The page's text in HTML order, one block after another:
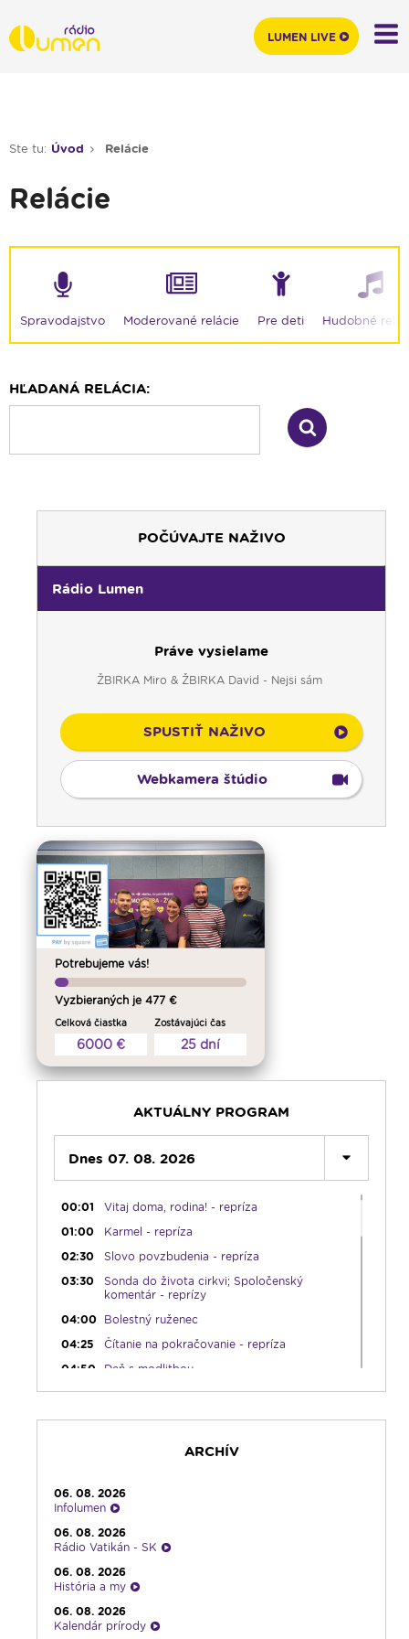
Ste tu: Úvod Relácie
Relácie
Spravodajstvo Moderované relácie Pre deti Hudobné
HĽADANÁ RELÁCIA:
POČÚVAJTE NAŽIVO
Rádio Lumen
Práve vysielame
ŽBIRKA Miro & ŽBIRKA David - Nejsi sám
SPUSTIŤ NAŽIVO
Webkamera štúdio
Potrebujeme vás!
Vyzbieraných je 477 €
Celková čiastka
6000 €
Zostávajúci čas
25 dní
AKTUÁLNY PROGRAM
Dnes 07. 08. 2026
00:00 Predel do nového dňa
00:01
Vitaj doma, rodina! - repríza
01:00
Karmel - repríza
02:30
Slovo povzbudenia - repríza
03:30
Sonda do života cirkvi; Spoločenský
komentár - reprízy
04:00
Bolestný ruženec
04:25
Čítanie na pokračovanie - repríza
04:50
Deň s modlitbou
05:15
Rádio Vatikán - SK (repríza)
05:30
Choďte a hlásajte
08:30
Emauzy - sv. omša 08:30
Lumenáda
11:00
Rozhovor týždňa - repríza
12:00
Modlitba Anjel Pána + zamyslenie
12:10
Hudobný aperitív
12:30
Biblia za rok
ARCHÍV
06. 08. 2026
Infolumen
06. 08. 2026
Rádio Vatikán - SK
06. 08. 2026
História a my
06. 08. 2026
Kalendár prírody
LUMEN LIVE